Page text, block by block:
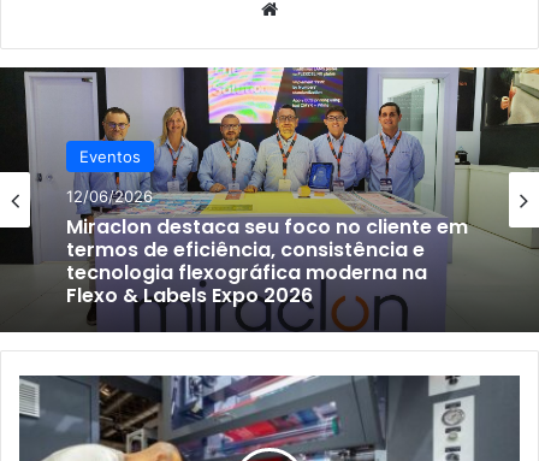
Eventos
12/06/2026
Miraclon destaca seu foco no cliente em
termos de eficiência, consistência e
tecnologia flexográfica moderna na
Flexo & Labels Expo 2026
Para
onde
aponta